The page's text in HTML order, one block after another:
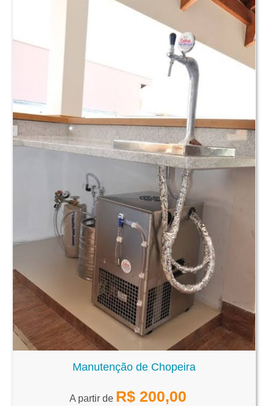
Manutenção de Chopeira
A partir de R$ 200,00